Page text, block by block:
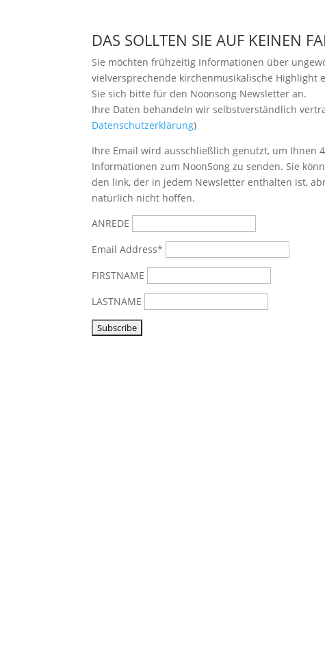
DAS SOLLTEN SIE AUF KEINEN
Sie möchten frühzeitig Informationen über
vielversprechende kirchenmusikalische Highlight
Sie sich bittefür den Noonsong Newsletter an.
Ihre Daten behandeln wir selbstverständlich
Datenschutzerklärung)
Ihre Email wird ausschließlich genutzt, um Ihnen
Informationen zum NoonSong zu senden. Sie
den link, der in jedem Newsletter enthalten ist,
natürlich nicht hoffen.
ANREDE
Email Address*
FIRSTNAME
LASTNAME